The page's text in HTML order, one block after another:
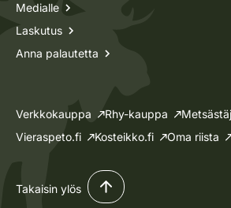
Medialle
Laskutus
Anna palautetta
Verkkokauppa Rhy-kauppa
Vieraspeto.fi
Kosteikko.fi Oma riista
Takaisin ylös